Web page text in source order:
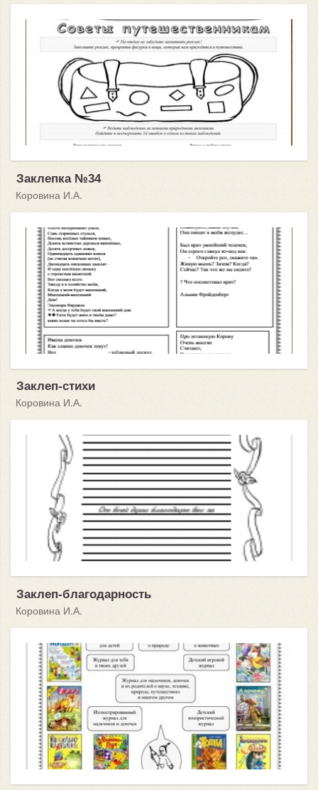
Заклепка №34
Коровина И.А.
Заклеп-стихи
Коровина И.А.
Заклеп-благодарность
Коровина И.А.